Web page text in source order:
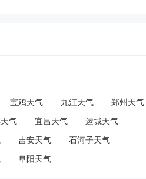
宝鸡天气 九江天气 郑州天气
气 宜昌天气 运城天气
吉安天气 石河子天气
阜阳天气